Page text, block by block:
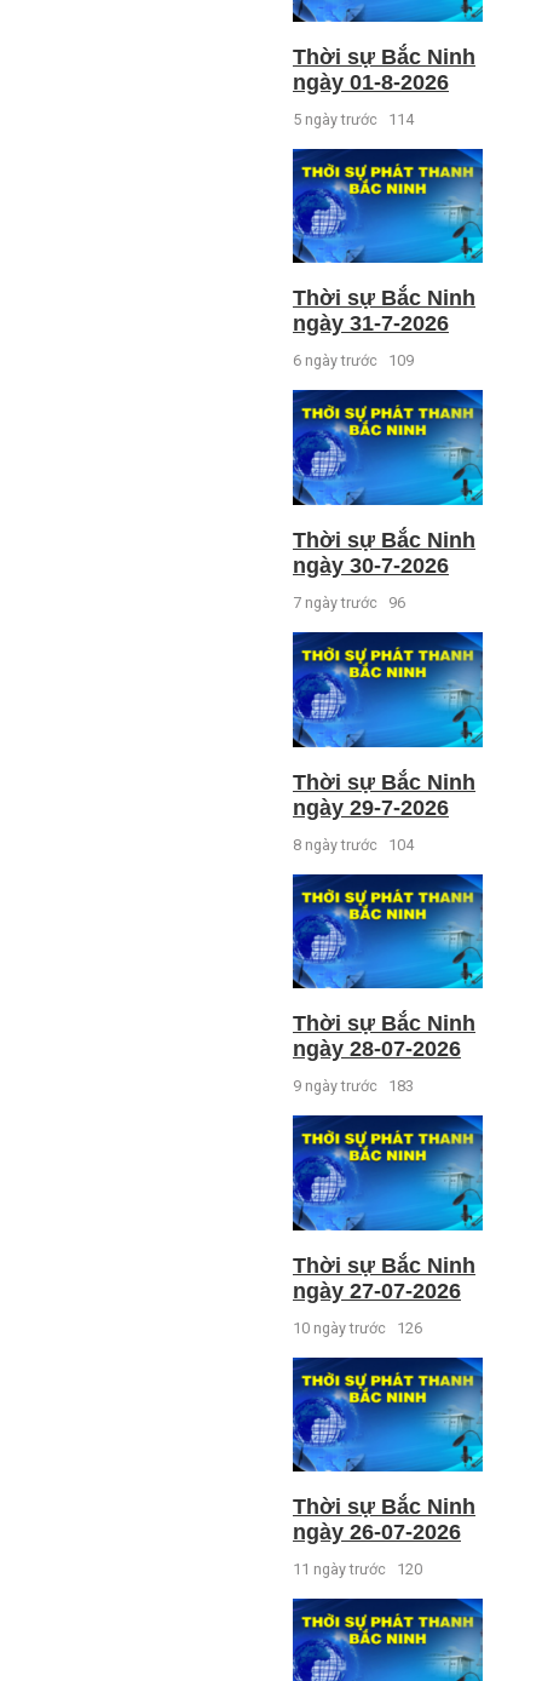
Thời sự Bắc Ninh
ngày 01-8-2026
5 ngày trước 114
Thời sự Bắc Ninh
ngày 31-7-2026
6 ngày trước 109
Thời sự Bắc Ninh
ngày 30-7-2026
7 ngày trước 96
Thời sự Bắc Ninh
ngày 29-7-2026
8 ngày trước 104
Thời sự Bắc Ninh
ngày 28-07-2026
9 ngày trước 183
Thời sự Bắc Ninh
ngày 27-07-2026
10 ngày trước 126
Thời sự Bắc Ninh
ngày 26-07-2026
11 ngày trước 120